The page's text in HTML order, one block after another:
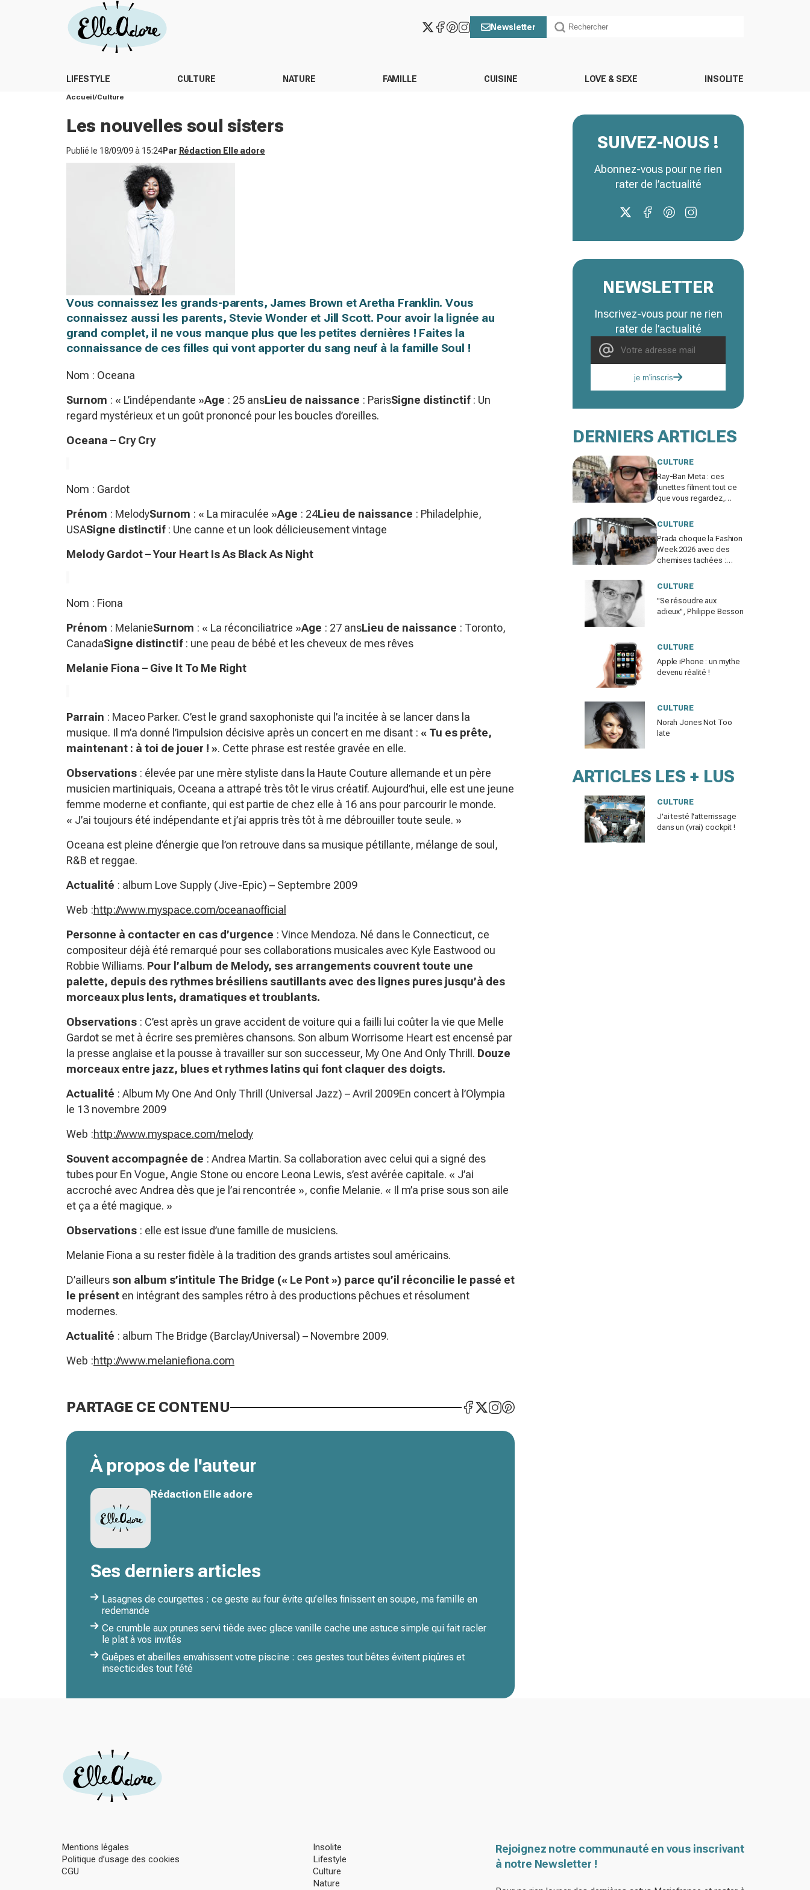
Newsletter
LIFESTYLE CULTURE NATURE FAMILLE CUISINE LOVE & SEXE INSOLITE
Accueil Culture
Les nouvelles soul sisters
Publié le 18/09/09 à 15:24Par Rédaction Elle adore
Vous connaissez les grands-parents, James Brown et Aretha Franklin. Vous
connaissez aussi les parents, Stevie Wonder et Jill Scott. Pour avoir la lignée au
grand complet, il ne vous manque plus que les petites dernières ! Faites la
connaissance de ces filles qui vont apporter du sang neuf à la famille Soul !
Nom : Oceana
Surnom : « L’indépendante »Age : 25 ansLieu de naissance : ParisSigne distinctif: Un
regard mystérieux et un goût prononcé pour les boucles d’oreilles.
Oceana – Cry Cry
Nom : Gardot
Prénom : MelodySurnom : « La miraculée »Age : 24Lieu de naissance : Philadelphie,
USASigne distinctif: Une canne et un look délicieusement vintage
Melody Gardot – Your Heart Is As Black As Night
Nom : Fiona
Prénom : MelanieSurnom : « La réconciliatrice »Age : 27 ansLieu de naissance : Toronto,
CanadaSigne distinctif: une peau de bébé et les cheveux de mes rêves
Melanie Fiona – Give It To Me Right
Parrain : Maceo Parker. C’est le grand saxophoniste qui l’a incitée à se lancer dans la
musique. Il m’a donné l’impulsion décisive après un concert en me disant : « Tu es prête,
maintenant : à toi de jouer ! ». Cette phrase est restée gravée en elle.
Observations : élevée par une mère styliste dans la Haute Couture allemande et un père
musicien martiniquais, Oceana a attrapé très tôt le virus créatif. Aujourd’hui, elle est une jeune
femme moderne et confiante, qui est partie de chez elle à 16 ans pour parcourir le monde.
« J’ai toujours été indépendante et j’ai appris très tôt à me débrouiller toute seule. »
Oceana est pleine d’énergie que l’on retrouve dans sa musique pétillante, mélange de soul,
R&B et reggae.
Actualité : album Love Supply (Jive-Epic) – Septembre 2009
Web :http://www.myspace.com/oceanaofficial
Personne à contacter en cas d’urgence : Vince Mendoza. Né dans le Connecticut, ce
compositeur déjà été remarqué pour ses collaborations musicales avec Kyle Eastwood ou
Robbie Williams. Pour l’album de Melody, ses arrangements couvrent toute une
palette, depuis des rythmes brésiliens sautillants avec des lignes pures jusqu’à des
morceaux plus lents, dramatiques et troublants.
Observations : C’est après un grave accident de voiture qui a failli lui coûter la vie que Melle
Gardot se met à écrire ses premières chansons. Son album Worrisome Heart est encensé par
la presse anglaise et la pousse à travailler sur son successeur, My One And Only Thrill. Douze
morceaux entre jazz, blues et rythmes latins qui font claquer des doigts.
Actualité : Album My One And Only Thrill (Universal Jazz) – Avril 2009En concert à l’Olympia
le 13 novembre 2009
Web :http://www.myspace.com/melody
Souvent accompagnée de : Andrea Martin. Sa collaboration avec celui qui a signé des
tubes pour En Vogue, Angie Stone ou encore Leona Lewis, s’est avérée capitale. « J’ai
accroché avec Andrea dès que je l’ai rencontrée », confie Melanie. « Il m’a prise sous son aile
et ça a été magique. »
Observations : elle est issue d’une famille de musiciens.
Melanie Fiona a su rester fidèle à la tradition des grands artistes soul américains.
D’ailleurs son album s’intitule The Bridge (« Le Pont ») parce qu’il réconcilie le passé et
le présent en intégrant des samples rétro à des productions pêchues et résolument
modernes.
Actualité : album The Bridge (Barclay/Universal) – Novembre 2009.
Web :http://www.melaniefiona.com
PARTAGE CE CONTENU
À propos de l'auteur
Rédaction Elle adore
Ses derniers articles
Lasagnes de courgettes : ce geste au four évite qu’elles finissent en soupe, ma famille en
redemande
Ce crumble aux prunes servi tiède avec glace vanille cache une astuce simple qui fait racler
le plat à vos invités
Guêpes et abeilles envahissent votre piscine : ces gestes tout bêtes évitent piqûres et
insecticides tout l’été
SUIVEZ-NOUS !
Abonnez-vous pour ne rien
rater de l’actualité
NEWSLETTER
Inscrivez-vous pour ne rien
rater de l’actualité
je m'inscris
DERNIERS ARTICLES
CULTURE
Ray-Ban Meta : ces
lunettes filment tout ce
que vous regardez,
atteinte à la vie privée ?
CULTURE
Prada choque la Fashion
Week 2026 avec des
chemises tachées :
manifeste assumé ?
CULTURE
"Se résoudre aux
adieux", Philippe Besson
CULTURE
Apple iPhone : un mythe
devenu réalité !
CULTURE
Norah Jones Not Too
late
ARTICLES LES + LUS
CULTURE
J'ai testé l'atterrissage
dans un (vrai) cockpit !
Mentions légales
Politique d’usage des cookies
CGU
Insolite
Lifestyle
Culture
Nature
Rejoignez notre communauté en vous inscrivant
à notre Newsletter !